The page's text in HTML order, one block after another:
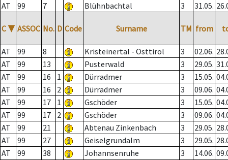
AT
99 7 Blühnbachtal 3 31.05.
C ▼ ASSOC No. D Code Surname TM from
AT 99 8 Kristeinertal - Osttirol 3 02.06.
AT
99 13 Pusterwald 3 29.05.
AT
99 16 1 Dürradmer 3 15.05.
AT
99 16 2 Dürradmer 3 09.06.
AT
99 17 1 Gschöder 3 15.05.
AT
99 17 2 Gschöder 3 09.06.
AT
99 21 Abtenau Zinkenbach 3 29.05.
AT
99 27 Geiselgrundalm 3 29.05.
AT
99 38 Johannsenruhe 3 14.06.